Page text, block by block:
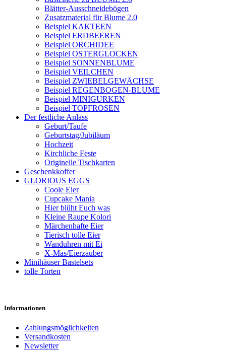
Blätter-Ausschneidebögen
Zusatzmaterial für Blume 2.0
Beispiel KAKTEEN
Beispiel ERDBEEREN
Beispiel ORCHIDEE
Beispiel OSTERGLOCKEN
Beispiel SONNENBLUME
Beispiel VEILCHEN
Beispiel ZWIEBELGEWÄCHSE
Beispiel REGENBOGEN-BLUME
Beispiel MINIGURKEN
Beispiel TOPFROSEN
Der festliche Anlass
Geburt/Taufe
Geburtstag/Jubiläum
Hochzeit
Kirchliche Feste
Originelle Tischkarten
Geschenkkoffer
GLORIOUS EGGS
Coole Eier
Cupcake Mania
Hier blüht Euch was
Kleine Raupe Kolori
Märchenhafte Eier
Tierisch tolle Eier
Wanduhren mit Ei
X-Mas/Eierzauber
Minihäuser Bastelsets
tolle Torten
Informationen
Zahlungsmöglichkeiten
Versandkosten
Newsletter